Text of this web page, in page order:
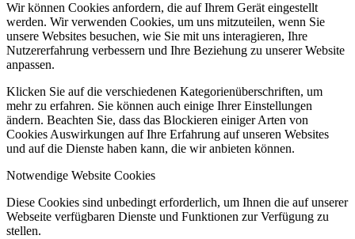
Wir können Cookies anfordern, die auf Ihrem Gerät eingestellt
werden. Wir verwenden Cookies, um uns mitzuteilen, wenn Sie
unsere Websites besuchen, wie Sie mit uns interagieren, Ihre
Nutzererfahrung verbessern und Ihre Beziehung zu unserer Website
anpassen.
Klicken Sie auf die verschiedenen Kategorienüberschriften, um
mehr zu erfahren. Sie können auch einige Ihrer Einstellungen
ändern. Beachten Sie, dass das Blockieren einiger Arten von
Cookies Auswirkungen auf Ihre Erfahrung auf unseren Websites
und auf die Dienste haben kann, die wir anbieten können.
Notwendige Website Cookies
Diese Cookies sind unbedingt erforderlich, um Ihnen die auf unserer
Webseite verfügbaren Dienste und Funktionen zur Verfügung zu
stellen.